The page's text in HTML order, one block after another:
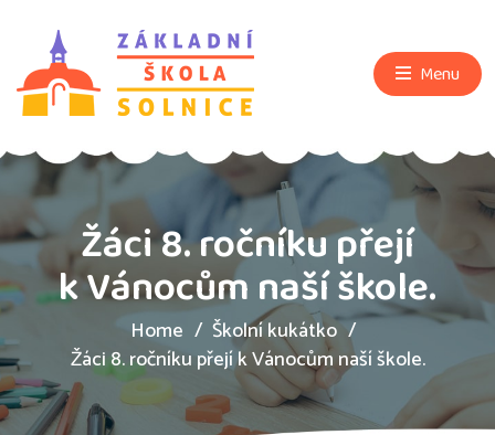
Menu
Žáci 8. ročníku přejí
k Vánocům naší škole.
Home
Školní kukátko
Žáci 8. ročníku přejí k Vánocům naší škole.